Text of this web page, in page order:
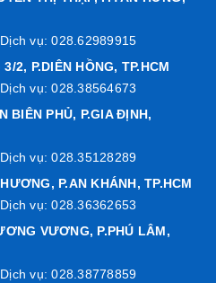
sống hiện đại
còn là phụ kiện thời trang, giúp
và phong thái tự tin. Dù đi làm,
hiểm Vespa luôn mang lại vẻ
hằng ngày hay đồ phượt nhẹ
vụ: 028.62989915
2, P.DIÊN HỒNG, TP.HCM
vụ: 028.38564673
BIÊN PHỦ, P.GIA ĐỊNH,
vụ: 028.35128289
P.AN KHÁNH, TP.HCM
vụ: 028.36362653
VƯƠNG, P.PHÚ LÂM,
vụ: 028.38778859